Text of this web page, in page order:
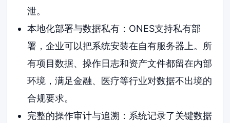
泄。
本地化部署与数据私有：ONES支持私有部
署，企业可以把系统安装在自有服务器上。所
有项目数据、操作日志和资产文件都留在内部
环境，满足金融、医疗等行业对数据不出境的
合规要求。
完整的操作审计与追溯：系统记录了关键数据